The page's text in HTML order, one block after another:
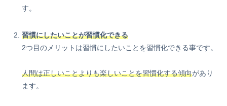
す。
習慣にしたいことが習慣化できる
2つ目のメリットは習慣にしたいことを習慣化できる事です。
人間は正しいことよりも楽しいことを習慣化する傾向があり
ます。